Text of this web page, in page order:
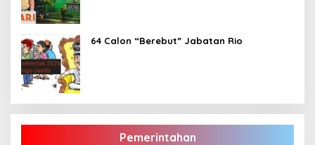
64 Calon “Berebut” Jabatan Rio
Pemerintahan